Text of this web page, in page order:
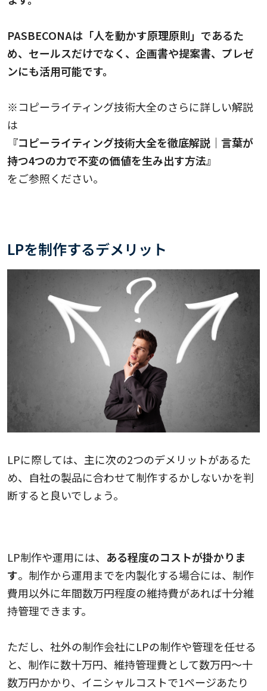
PASBECONAは「人を動かす原理原則」であるた
め、セールスだけでなく、企画書や提案書、プレゼ
ンにも活用可能です。
※コピーライティング技術大全のさらに詳しい解説
は
『コピーライティング技術大全を徹底解説｜言葉が
持つ4つの力で不変の価値を生み出す方法』
をご参照ください。
LPを制作するデメリット
LPに際しては、主に次の2つのデメリットがあるた
め、自社の製品に合わせて制作するかしないかを判
断すると良いでしょう。
LP制作や運用には、 ある程度のコストが掛かりま
す。制作から運用までを内製化する場合には、制作
費用以外に年間数万円程度の維持費があれば十分維
持管理できます。
ただし、社外の制作会社にLPの制作や管理を任せる
と、制作に数十万円、維持管理費として数万円〜十
数万円かかり、イニシャルコストで1ページあたり